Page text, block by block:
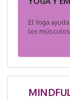
El Yoga
los músculos